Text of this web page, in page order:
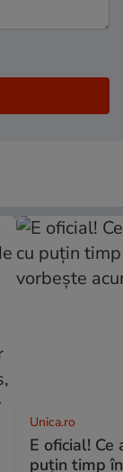
Unica.ro
E oficial! Ce
puțin timp